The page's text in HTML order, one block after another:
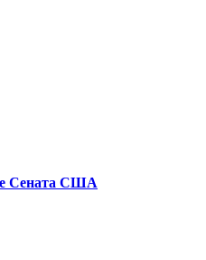
Сената США